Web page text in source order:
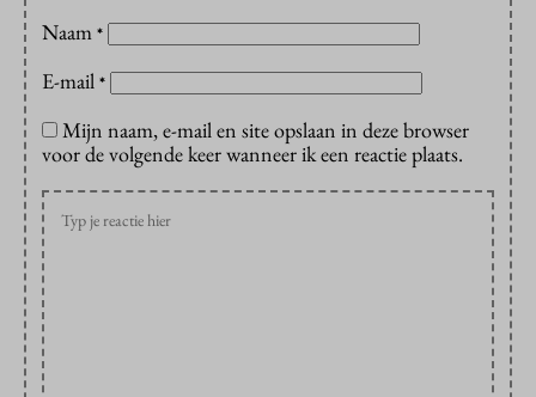
Naam *
E-mail *
Mijn naam, e-mail en site opslaan in deze browser
voor de volgende keer wanneer ik een reactie plaats.